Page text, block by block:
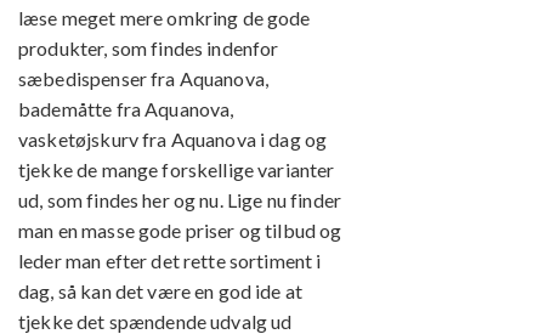
læse meget mere omkring de gode
produkter, som findes indenfor
sæbedispenser fra Aquanova,
bademåtte fra Aquanova,
vasketøjskurv fra Aquanova i dag og
tjekke de mange forskellige varianter
ud, som findes her og nu. Lige nu finder
man en masse gode priser og tilbud og
leder man efter det rette sortiment i
dag, så kan det være en god ide at
tjekke det spændende udvalg ud